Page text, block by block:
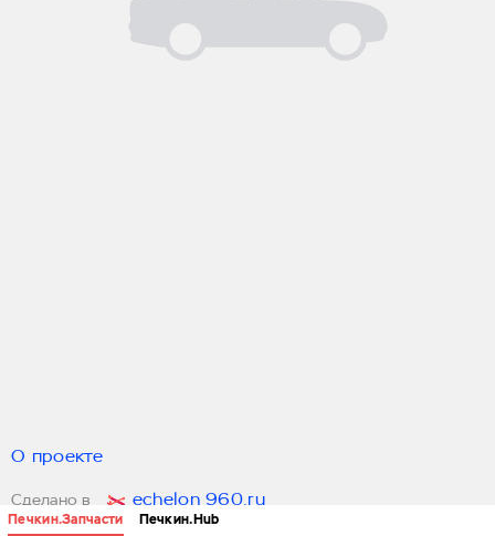
Печкин.Запчасти Печкин.Hub
О проекте
Сделано в echelon 960.ru